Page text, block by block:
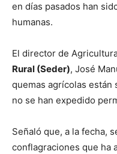
en días pasados han
humanas.
El director de
Rural (Seder), José
quemas agrícolas están
no se han expedido
Señaló que, a la fecha,
conflagraciones que ha